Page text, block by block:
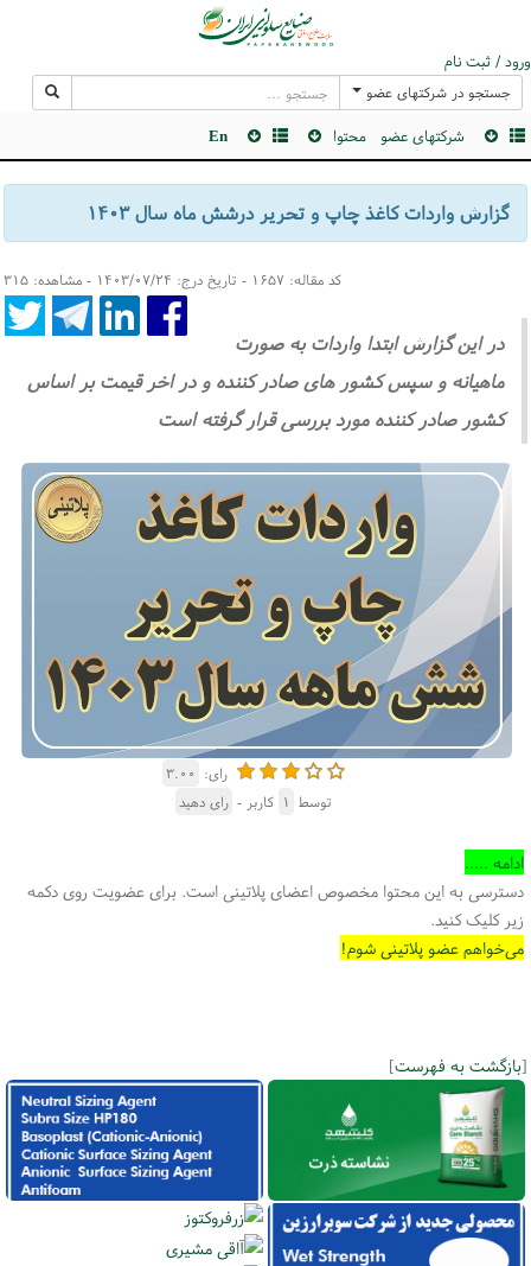
ورود / ثبت نام
جستجو در شرکتهای عضو
شرکتهای عضو محتوا En
گزارش واردات کاغذ چاپ و تحریر درشش ماه سال ۱۴۰۳
کد مقاله: ۱۶۵۷ - تاریخ درج: ۱۴۰۳/۰۷/۲۴ - مشاهده: ۳۱۵
در این گزارش ابتدا واردات به صورت
ماهیانه و سپس کشور های صادر کننده و در اخر قیمت بر اساس
کشور صادر کننده مورد بررسی قرار گرفته است
رای: ۳.۰۰
توسط ۱ کاربر - رای دهید
ادامه .....
دسترسی به این محتوا مخصوص اعضای پلاتینی است. برای عضویت روی دکمه
زیر کلیک کنید.
می‌خواهم عضو پلاتینی شوم!
[بازگشت به فهرست]